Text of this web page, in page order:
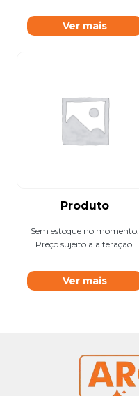
Ver mais
Produto
Sem estoque no momento.
Preço sujeito a alteração.
Ver mais